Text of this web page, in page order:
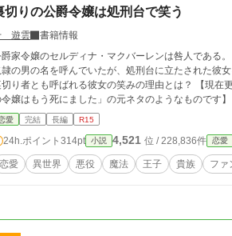
切りの公爵令嬢は処刑台で笑う
遊雲
書籍情報
家令嬢のセルディナ・マクバーレンは咎人である
の男の名を呼んでいたが、処刑台に立たされた彼
り者とも呼ばれる彼女の笑みの理由とは？ 【現在
嬢はもう死にました」の元ネタのようなものです】
愛 完結 長編 R15
24h.ポイント 314pt 小説 4,521 位 / 228,836件 恋愛
恋愛 異世界 悪役 魔法 王子 貴族 ファ